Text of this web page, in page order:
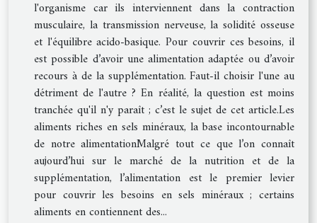
l'organisme car ils interviennent dans la contraction
musculaire, la transmission nerveuse, la solidité osseuse
et l'équilibre acido-basique. Pour couvrir ces besoins, il
est possible d’avoir une alimentation adaptée ou d’avoir
recours à de la supplémentation. Faut-il choisir l'une au
détriment de l'autre ? En réalité, la question est moins
tranchée qu'il n'y paraît ; c’est le sujet de cet article.Les
aliments riches en sels minéraux, la base incontournable
de notre alimentationMalgré tout ce que l’on connaît
aujourd’hui sur le marché de la nutrition et de la
supplémentation, l’alimentation est le premier levier
pour couvrir les besoins en sels minéraux ; certains
aliments en contiennent des...